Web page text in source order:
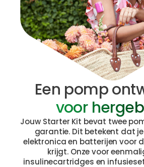
Een pomp
voor
Jouw Starter Kit bevat twee
garantie. Dit betekent dat
elektronica en batterijen voor
krijgt. Onze voor
insulinecartridges en